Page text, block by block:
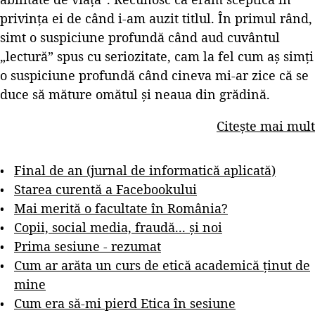
privința ei de când i-am auzit titlul. În primul rând,
simt o suspiciune profundă când aud cuvântul
„lectură” spus cu seriozitate, cam la fel cum aș simți
o suspiciune profundă când cineva mi-ar zice că se
duce să măture omătul și neaua din grădină.
Citește mai mult
Final de an (jurnal de informatică aplicată)
Starea curentă a Facebookului
Mai merită o facultate în România?
Copii, social media, fraudă... și noi
Prima sesiune - rezumat
Cum ar arăta un curs de etică academică ținut de
mine
Cum era să-mi pierd Etica în sesiune